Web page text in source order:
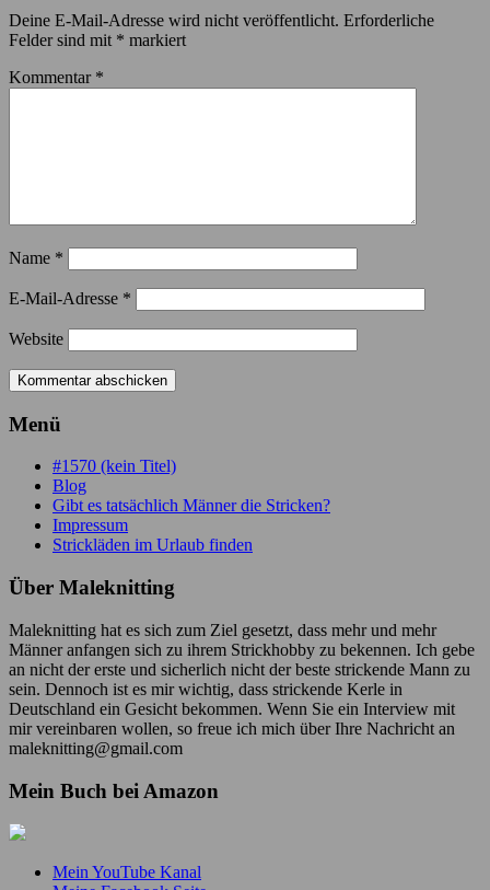
Deine E-Mail-Adresse wird nicht veröffentlicht. Erforderliche
Felder sind mit * markiert
Kommentar *
Name *
E-Mail-Adresse *
Website
Menü
#1570 (kein Titel)
Blog
Gibt es tatsächlich Männer die Stricken?
Impressum
Strickläden im Urlaub finden
Über Maleknitting
Maleknitting hat es sich zum Ziel gesetzt, dass mehr und mehr
Männer anfangen sich zu ihrem Strickhobby zu bekennen. Ich gebe
an nicht der erste und sicherlich nicht der beste strickende Mann zu
sein. Dennoch ist es mir wichtig, dass strickende Kerle in
Deutschland ein Gesicht bekommen. Wenn Sie ein Interview mit
mir vereinbaren wollen, so freue ich mich über Ihre Nachricht an
maleknitting@gmail.com
Mein Buch bei Amazon
Mein YouTube Kanal